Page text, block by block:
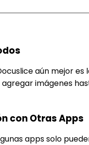
aún mejor
imágenes
con Otras Apps
apps solo